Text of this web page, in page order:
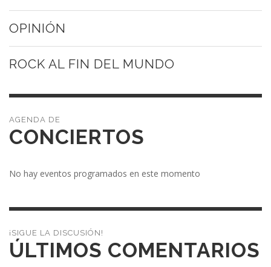
OPINIÓN
ROCK AL FIN DEL MUNDO
CONCIERTOS
No hay eventos programados en este momento
¡SIGUE LA DISCUSIÓN!
ÚLTIMOS COMENTARIOS